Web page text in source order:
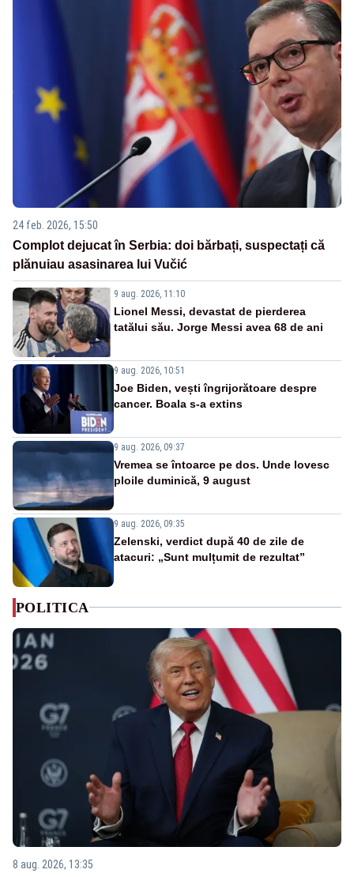
24 feb. 2026, 15:50
Complot dejucat în Serbia: doi bărbați, suspectați că
plănuiau asasinarea lui Vučić
9 aug. 2026, 11:10
Lionel Messi, devastat de pierderea
tatălui său. Jorge Messi avea 68 de ani
9 aug. 2026, 10:51
Joe Biden, vești îngrijorătoare despre
cancer. Boala s-a extins
9 aug. 2026, 09:37
Vremea se întoarce pe dos. Unde lovesc
ploile duminică, 9 august
9 aug. 2026, 09:35
Zelenski, verdict după 40 de zile de
atacuri: „Sunt mulțumit de rezultat”
POLITICA
8 aug. 2026, 13:35